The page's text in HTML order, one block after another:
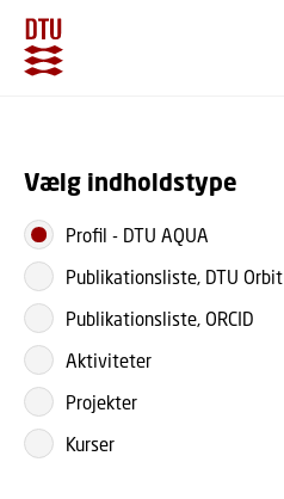
Vælg indholdstype
Profil - DTU AQUA
Publikationsliste, DTU Orbit
Publikationsliste, ORCID
Aktiviteter
Projekter
Kurser